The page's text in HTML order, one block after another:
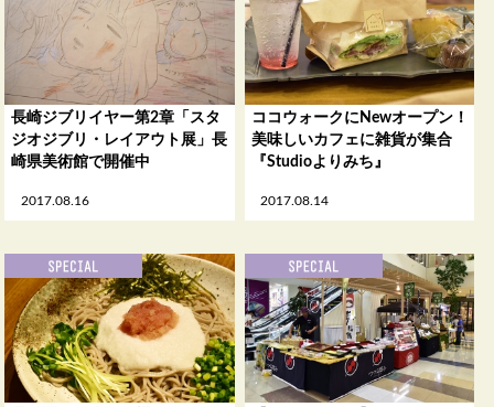
2017.08.16
長崎ジブリイヤー第2章「スタ
ジオジブリ・レイアウト展」長
崎県美術館で開催中
2017.08.14
ココウォークにNewオープン！
美味しいカフェに雑貨が集合
『Studioよりみち』